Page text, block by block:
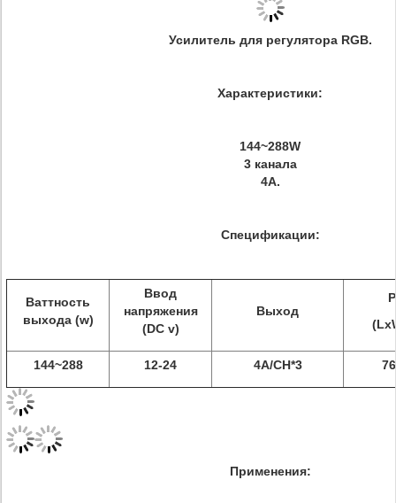
Усилитель для регулятора RGB.
Характеристики:
144~288W
3 канала
4A.
Спецификации:
Ваттность
выхода (w)
Ввод
напряжения
(DC v)
Выход
144~288 12-24 4A/CH*3
Применения: